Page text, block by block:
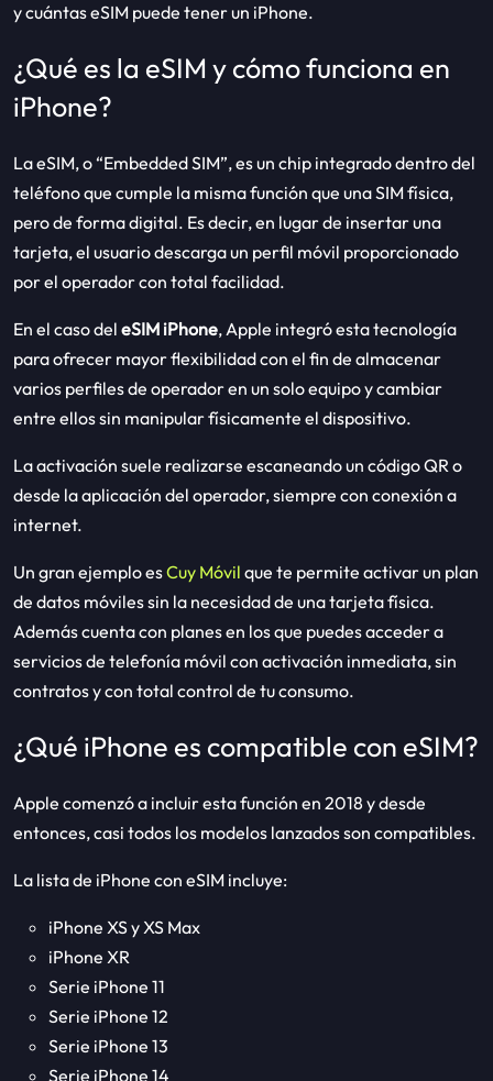
y cuántas eSIM puede tener un iPhone.
¿Qué es la eSIM y cómo funciona en
iPhone?
La eSIM, o “Embedded SIM”, es un chip integrado dentro del
teléfono que cumple la misma función que una SIM física,
pero de forma digital. Es decir, en lugar de insertar una
tarjeta, el usuario descarga un perfil móvil proporcionado
por el operador con total facilidad.
En el caso del eSIM iPhone, Apple integró esta tecnología
para ofrecer mayor flexibilidad con el fin de almacenar
varios perfiles de operador en un solo equipo y cambiar
entre ellos sin manipular físicamente el dispositivo.
La activación suele realizarse escaneando un código QR o
desde la aplicación del operador, siempre con conexión a
internet.
Un gran ejemplo esCuy Móvil que te permite activar un plan
de datos móviles sin la necesidad de una tarjeta física.
Además cuenta con planes en los que puedes acceder a
servicios de telefonía móvil con activación inmediata, sin
contratos y con total control de tu consumo.
¿Qué iPhone es compatible con eSIM?
Apple comenzó a incluir esta función en 2018 y desde
entonces, casi todos los modelos lanzados son compatibles.
La lista de iPhone con eSIM incluye:
iPhone XS y XS Max
iPhone XR
Serie iPhone 11
Serie iPhone 12
Serie iPhone 13
Serie iPhone 14